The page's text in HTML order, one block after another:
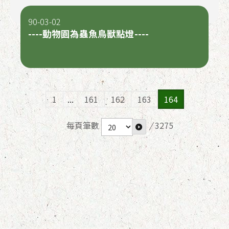
----動物園為蟲魚鳥獸點燈----
90-03-02
1 ... 161 162 163 164
每頁筆數 / 3275